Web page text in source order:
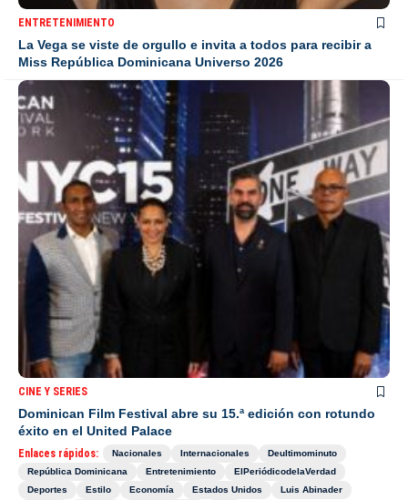
ENTRETENIMIENTO
La Vega se viste de orgullo e invita a todos para recibir a
Miss República Dominicana Universo 2026
CINE Y SERIES
Dominican Film Festival abre su 15.ª edición con rotundo
éxito en el United Palace
Enlaces rápidos: Nacionales Internacionales
Deultimominuto
República Dominicana
Entretenimiento
ElPeriódicodelaVerdad
Deportes
Estilo Economía Estados Unidos
Luis Abinader